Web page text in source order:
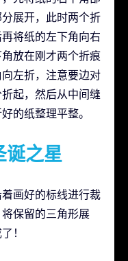
展开，此时两个折
将纸的左下角向右
角放在刚才两个折痕
左折，注意要边对
起，然后从中间缝
的纸整理平整。
诞之星
画好的标线进行裁
保留的三角形展
！